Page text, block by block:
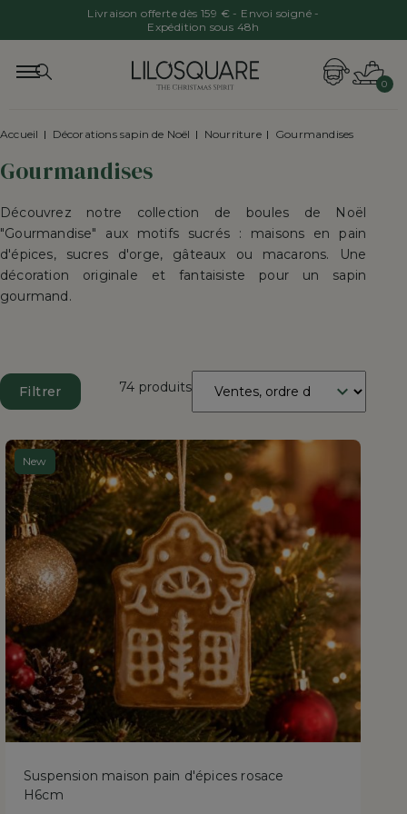
Livraison offerte dès 159 € - Envoi soigné -
Expédition sous 48h
0
Accueil Décorations sapin de Noël Nourriture Gourmandises
Gourmandises
Découvrez notre collection de boules de Noël
"Gourmandise" aux motifs sucrés : maisons en pain
d'épices, sucres d'orge, gâteaux ou macarons. Une
décoration originale et fantaisiste pour un sapin
gourmand.
Filtrer 74 produits
New
Suspension maison pain d'épices rosace
H6cm